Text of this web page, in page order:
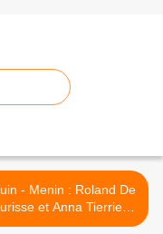
- Menin : Roland De
et Anna Tierrie...
65 Ans de Mariage